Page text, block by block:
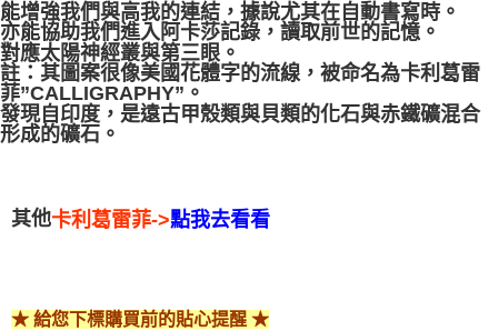
每筆NT$80，滿NT$3,000(含以上)免運費
付款後門市自取
免運費
能增強我們與高我的連結，據說尤其在自動書寫時。
亦能協助我們進入阿卡莎記錄，讀取前世的記憶。
對應太陽神經叢與第三眼。
註：其圖案很像美國花體字的流線，被命名為卡利葛雷
菲”CALLIGRAPHY”。
發現自印度，是遠古甲殼類與貝類的化石與赤鐵礦混合
形成的礦石。
其他卡利葛雷菲->點我去看看
★ 給您下標購買前的貼心提醒 ★